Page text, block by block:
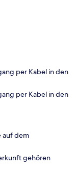
per Kabel in den
per Kabel in den
auf dem
gehören